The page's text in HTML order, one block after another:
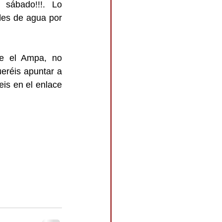
Lo
de agua por
el Ampa, no
apuntar a
en el enlace